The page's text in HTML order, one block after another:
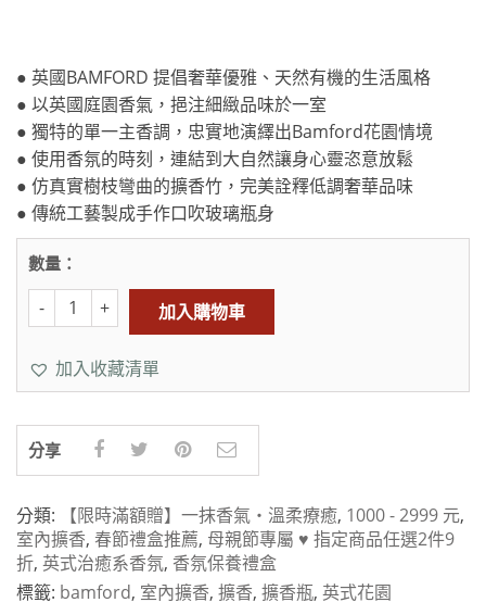
● 英國BAMFORD 提倡奢華優雅、天然有機的生活風格
● 以英國庭園香氣，挹注細緻品味於一室
● 獨特的單一主香調，忠實地演繹出Bamford花園情境
● 使用香氛的時刻，連結到大自然讓身心靈恣意放鬆
● 仿真實樹枝彎曲的擴香竹，完美詮釋低調奢華品味
● 傳統工藝製成手作口吹玻璃瓶身
數量：
加入購物車
加入收藏清單
分享
分類: 【限時滿額贈】一抹香氣・溫柔療癒, 1000 - 2999 元,
室內擴香, 春節禮盒推薦, 母親節專屬 ♥︎ 指定商品任選2件9
折, 英式治癒系香氛, 香氛保養禮盒
標籤: bamford, 室內擴香, 擴香, 擴香瓶, 英式花園